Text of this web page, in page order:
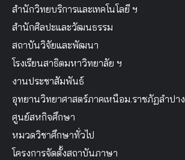
สำนักวิทยบริการและเทคโนโลยี ฯ
สำนักศิลปะและวัฒนธรรม
สถาบันวิจัยและพัฒนา
โรงเรียนสาธิตมหาวิทยาลัย ฯ
งานประชาสัมพันธ์
อุทยานวิทยาศาสตร์ภาคเหนือม.ราชภัฏลำปาง
ศูนย์สหกิจศึกษา
หมวดวิชาศึกษาทั่วไป
โครงการจัดตั้งสถาบันภาษา